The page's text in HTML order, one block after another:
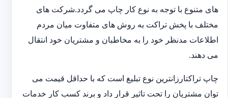
های متنوع با توجه به نوع کار چاپ می گردد.شرکت های
مختلف با پخش تراکت به روش های متفاوت میان مردم
اطلاعات مدنظر خود را به مخاطبان و مشتریان خود انتقال
می دهند.
چاپ تراکت‏ارزانترین نوع تبلیغ است که با حداقل قیمت می
توان مشتریان را تحت تاثیر قرار داد و برند کسب کار خدمات